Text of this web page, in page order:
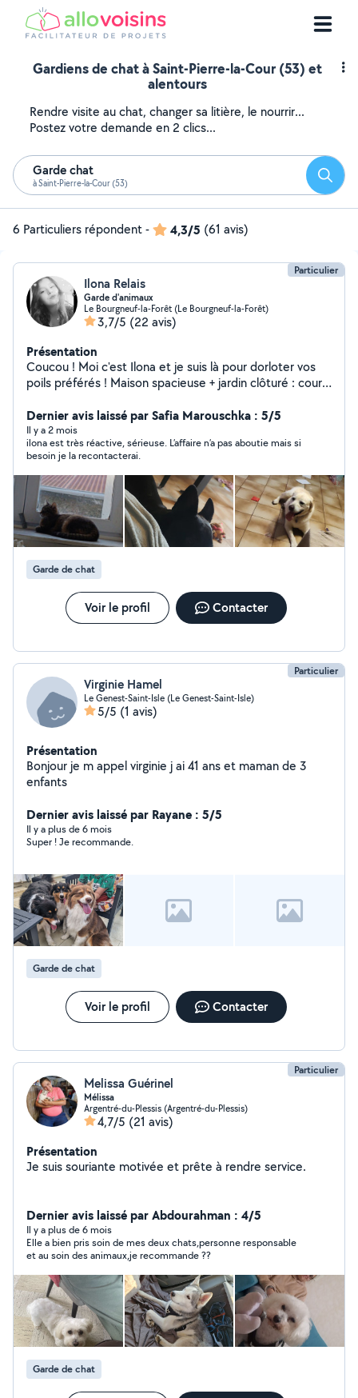
Gardiens de chat à Saint-Pierre-la-Cour (53) et
alentours
Rendre visite au chat, changer sa litière, le nourrir...
Postez votre demande en 2 clics...
Garde chat
à Saint-Pierre-la-Cour (53)
6 Particuliers répondent- 4,3/5 (61 avis)
Particulier
Ilona Relais
Garde d'animaux
Le Bourgneuf-la-Forêt (Le Bourgneuf-la-Forêt)
3,7/5 (22 avis)
Présentation
Coucou ! Moi c'est Ilona et je suis là pour dorloter vos
poils préférés ! Maison spacieuse + jardin clôturé : courir,
mastication pour des journées pleines de fun. Photos,
vidéos et même visio pour suivre leurs aventures en
direct. Fiable, douce et ponctuelle, vos compagnons se
sentiront comme à la maison et je suis sûre qu'ils
m'adoreront ! Envoyez-moi un message ou apeler moi et
je m'occupe de tout !
Dernier avis laissé par Safia Marouschka : 5/5
Il y a 2 mois
ilona est très réactive, sérieuse. L’affaire n’a pas aboutie mais si
besoin je la recontacterai.
Garde de chat
Voir le profil Contacter
Particulier
Virginie Hamel
Le Genest-Saint-Isle (Le Genest-Saint-Isle)
5/5 (1 avis)
Présentation
Bonjour je m appel virginie j ai 41 ans et maman de 3
enfants
Dernier avis laissé par Rayane : 5/5
Il y a plus de 6 mois
Super ! Je recommande.
Garde de chat
Voir le profil Contacter
Particulier
Melissa Guérinel
Mélissa
Argentré-du-Plessis (Argentré-du-Plessis)
4,7/5 (21 avis)
Présentation
Je suis souriante motivée et prête à rendre service.
Dernier avis laissé par Abdourahman : 4/5
Il y a plus de 6 mois
Elle a bien pris soin de mes deux chats,personne responsable
et au soin des animaux,je recommande ??
Garde de chat